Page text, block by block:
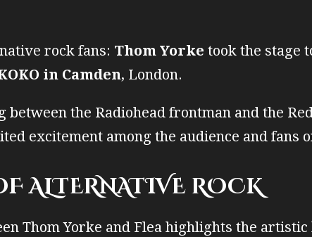
rock fans: Thom Yorke took the stage
in Camden, London.
between the Radiohead frontman and the
excitement among the audience and fans
ALTERNATIVE ROCK
Thom Yorke and Flea highlights the